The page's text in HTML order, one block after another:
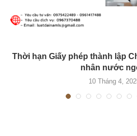
Thời hạn Giấy phép thành lập
nhân nước
10 Tháng 4,